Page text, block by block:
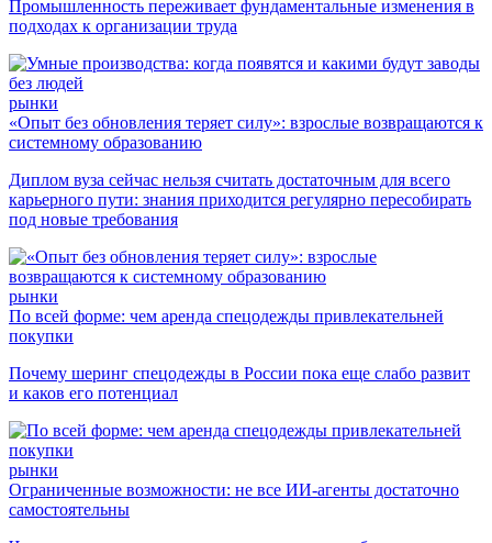
Промышленность переживает фундаментальные изменения в
подходах к организации труда
рынки
«Опыт без обновления теряет силу»: взрослые возвращаются к
системному образованию
Диплом вуза сейчас нельзя считать достаточным для всего
карьерного пути: знания приходится регулярно пересобирать
под новые требования
рынки
По всей форме: чем аренда спецодежды привлекательней
покупки
Почему шеринг спецодежды в России пока еще слабо развит
и каков его потенциал
рынки
Ограниченные возможности: не все ИИ-агенты достаточно
самостоятельны